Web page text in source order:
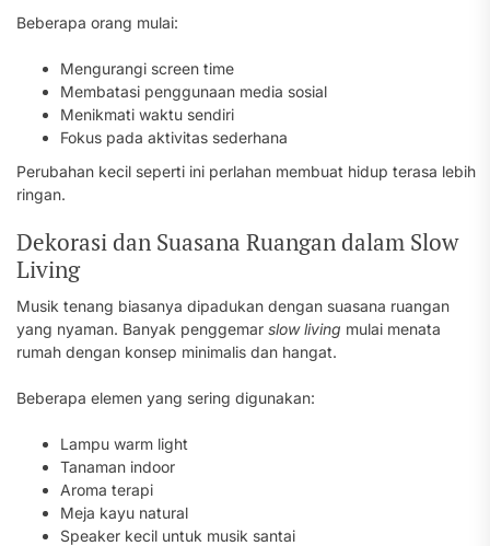
Beberapa orang mulai:
Mengurangi screen time
Membatasi penggunaan media sosial
Menikmati waktu sendiri
Fokus pada aktivitas sederhana
Perubahan kecil seperti ini perlahan membuat hidup terasa lebih
ringan.
Dekorasi dan Suasana Ruangan dalam Slow
Living
Musik tenang biasanya dipadukan dengan suasana ruangan
yang nyaman. Banyak penggemar slow living mulai menata
rumah dengan konsep minimalis dan hangat.
Beberapa elemen yang sering digunakan:
Lampu warm light
Tanaman indoor
Aroma terapi
Meja kayu natural
Speaker kecil untuk musik santai